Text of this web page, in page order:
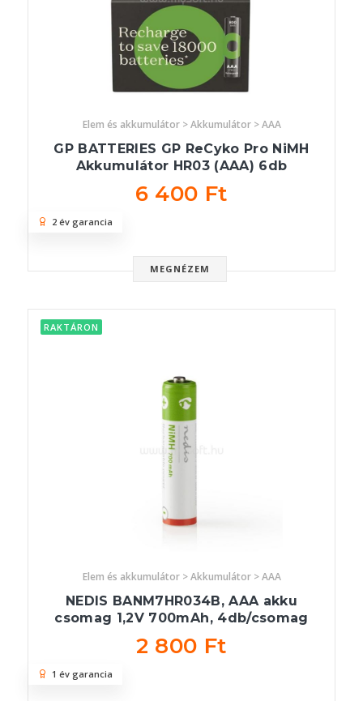
Elem és akkumulátor > Akkumulátor > AAA
GP BATTERIES GP ReCyko Pro NiMH
Akkumulátor HR03 (AAA) 6db
6 400 Ft
MEGNÉZEM
2 év garancia
RAKTÁRON
Elem és akkumulátor > Akkumulátor > AAA
NEDIS BANM7HR034B, AAA akku
csomag 1,2V 700mAh, 4db/csomag
2 800 Ft
1 év garancia